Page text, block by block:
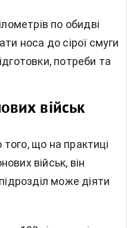
по обидві
носа до сірої смуги
потреби та
військ
що на практиці
військ, він
може діяти